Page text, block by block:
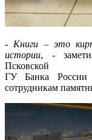
- Книги – это
истории, -
Псковской
ГУ Банка России
сотрудникам